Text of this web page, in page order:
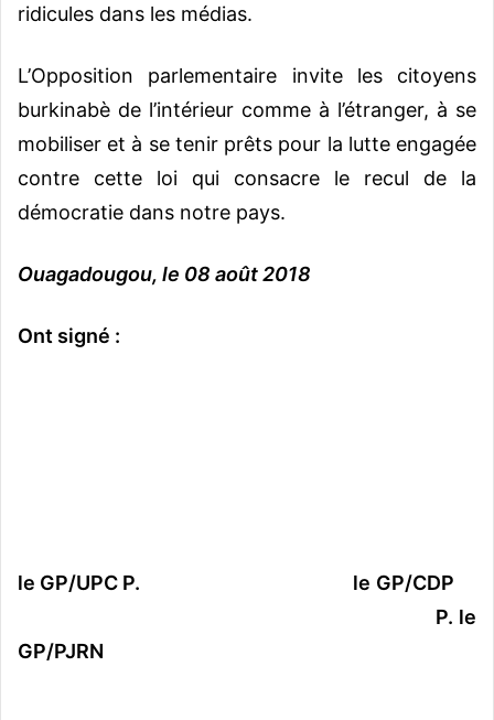
ridicules dans les médias.
L’Opposition parlementaire invite les citoyens
burkinabè de l’intérieur comme à l’étranger, à se
mobiliser et à se tenir prêts pour la lutte engagée
contre cette loi qui consacre le recul de la
démocratie dans notre pays.
Ouagadougou, le 08 août 2018
Ont signé :
le GP/UPC P. le GP/CDP
P. le
GP/PJRN